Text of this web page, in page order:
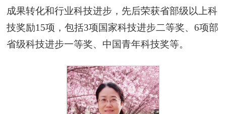
成果转化和行业科技进步，先后荣获省部级以上科
技奖励15项，包括3项国家科技进步二等奖、6项部
省级科技进步一等奖、中国青年科技奖等。